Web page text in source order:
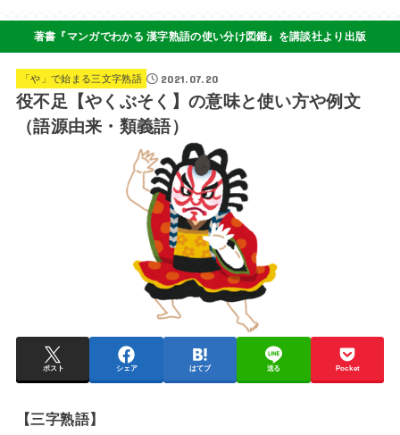
著書『マンガでわかる 漢字熟語の使い分け図鑑』を講談社より出版
「や」で始まる三文字熟語 2021.07.20
役不足【やくぶそく】の意味と使い方や例文
（語源由来・類義語）
ポスト シェア はてブ 送る Pocket
【三字熟語】